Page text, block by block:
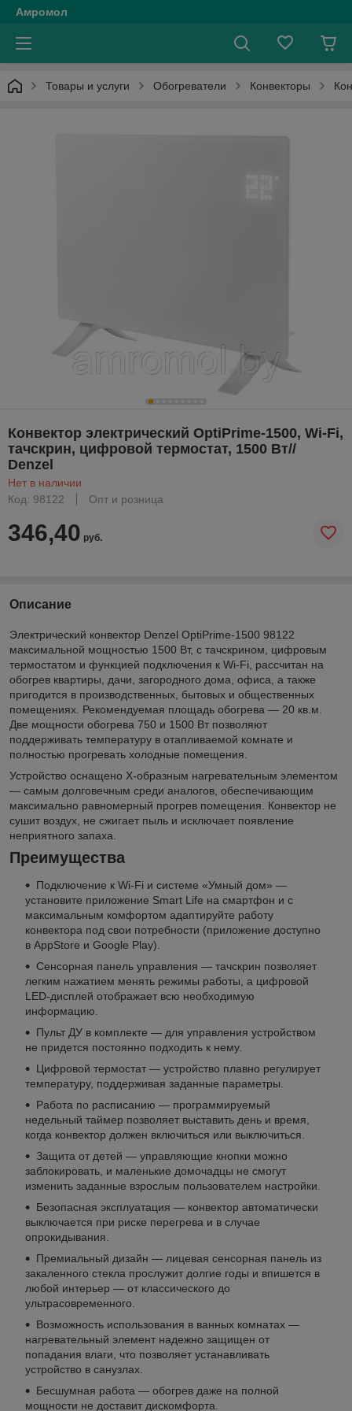
Амромол
Товары и услуги Обогреватели Конвекторы
Конвектор электрический OptiPrime-1500, Wi-Fi,
тачскрин, цифровой термостат, 1500 Вт//
Denzel
Нет в наличии
Код: 98122
Опт и розница
346,40 руб.
Описание
Электрический конвектор Denzel OptiPrime-1500 98122
максимальной мощностью 1500 Вт, с тачскрином, цифровым
термостатом и функцией подключения к Wi-Fi, рассчитан на
обогрев квартиры, дачи, загородного дома, офиса, а также
пригодится в производственных, бытовых и общественных
помещениях. Рекомендуемая площадь обогрева — 20 кв.м.
Две мощности обогрева 750 и 1500 Вт позволяют
поддерживать температуру в отапливаемой комнате и
полностью прогревать холодные помещения.
Устройство оснащено Х-образным нагревательным элементом
— самым долговечным среди аналогов, обеспечивающим
максимально равномерный прогрев помещения. Конвектор не
сушит воздух, не сжигает пыль и исключает появление
неприятного запаха.
Преимущества
Подключение к Wi-Fi и системе «Умный дом» —
установите приложение Smart Life на смартфон и с
максимальным комфортом адаптируйте работу
конвектора под свои потребности (приложение доступно
в AppStore и Google Play).
Сенсорная панель управления — тачскрин позволяет
легким нажатием менять режимы работы, а цифровой
LED-дисплей отображает всю необходимую
информацию.
Пульт ДУ в комплекте — для управления устройством
не придется постоянно подходить к нему.
Цифровой термостат — устройство плавно регулирует
температуру, поддерживая заданные параметры.
Работа по расписанию — программируемый
недельный таймер позволяет выставить день и время,
когда конвектор должен включиться или выключиться.
Защита от детей — управляющие кнопки можно
заблокировать, и маленькие домочадцы не смогут
изменить заданные взрослым пользователем настройки.
Безопасная эксплуатация — конвектор автоматически
выключается при риске перегрева и в случае
опрокидывания.
Премиальный дизайн — лицевая сенсорная панель из
закаленного стекла прослужит долгие годы и впишется в
любой интерьер — от классического до
ультрасовременного.
Возможность использования в ванных комнатах —
нагревательный элемент надежно защищен от
попадания влаги, что позволяет устанавливать
устройство в санузлах.
Бесшумная работа — обогрев даже на полной
мощности не доставит дискомфорта.